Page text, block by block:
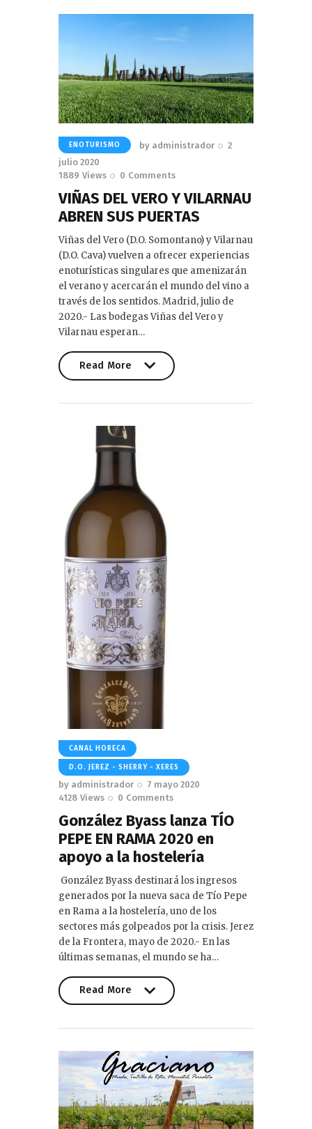
ENOTURISMO by administrador
2
julio 2020
1889 Views 0 Comments
VIÑAS DEL VERO Y VILARNAU
ABREN SUS PUERTAS
Viñas del Vero (D.O. Somontano) y Vilarnau
(D.O. Cava) vuelven a ofrecer experiencias
enoturísticas singulares que amenizarán
el verano y acercarán el mundo del vino a
través de los sentidos. Madrid, julio de
2020.- Las bodegas Viñas del Vero y
Vilarnau esperan…
Read More
CANAL HORECA
D.O. JEREZ - SHERRY - XERES
by administrador
7 mayo 2020
4128 Views 0 Comments
González Byass lanza TÍO
PEPE EN RAMA 2020 en
apoyo a la hostelería
González Byass destinará los ingresos
generados por la nueva saca de Tío Pepe
en Rama a la hostelería, uno de los
sectores más golpeados por la crisis. Jerez
de la Frontera, mayo de 2020.- En las
últimas semanas, el mundo se ha…
Read More